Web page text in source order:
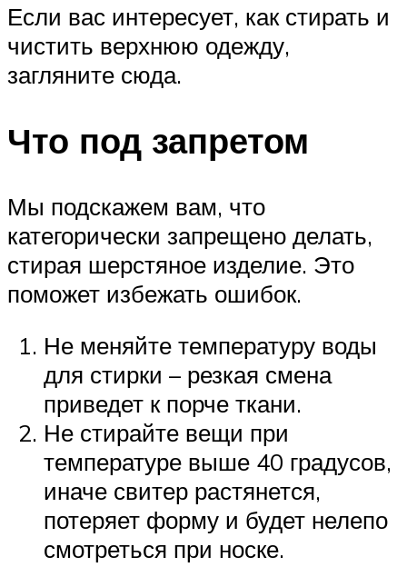
Если вас интересует, как стирать и
чистить верхнюю одежду,
загляните сюда.
Что под запретом
Мы подскажем вам, что
категорически запрещено делать,
стирая шерстяное изделие. Это
поможет избежать ошибок.
Не меняйте температуру воды
для стирки – резкая смена
приведет к порче ткани.
Не стирайте вещи при
температуре выше 40 градусов,
иначе свитер растянется,
потеряет форму и будет нелепо
смотреться при носке.